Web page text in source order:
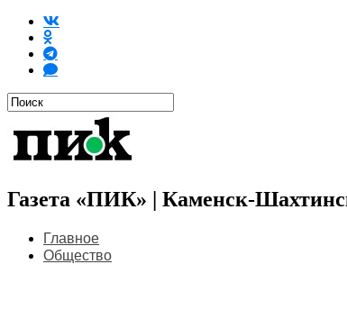
Газета «ПИК» | Каменск-
Главное
Общество